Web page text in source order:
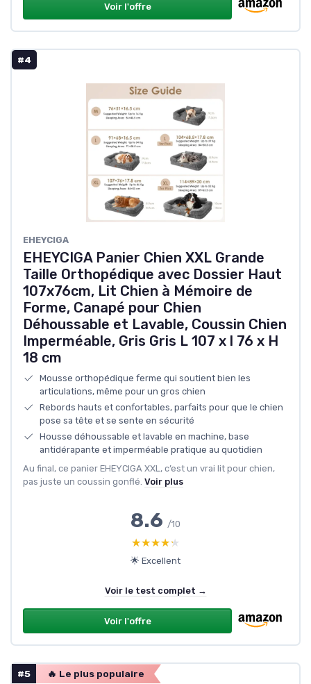
Voir l'offre
#4
EHEYCIGA
EHEYCIGA Panier Chien XXL Grande
Taille Orthopédique avec Dossier Haut
107x76cm, Lit Chien à Mémoire de
Forme, Canapé pour Chien
Déhoussable et Lavable, Coussin Chien
Imperméable, Gris Gris L 107 x l 76 x H
18 cm
Mousse orthopédique ferme qui soutient bien les
articulations, même pour un gros chien
Rebords hauts et confortables, parfaits pour que le chien
pose sa tête et se sente en sécurité
Housse déhoussable et lavable en machine, base
antidérapante et imperméable pratique au quotidien
Au final, ce panier EHEYCIGA XXL, c’est un vrai lit pour chien,
pas juste un coussin gonflé. Voir plus
8.6 /10
★★★★★
★★★★★
🌟 Excellent
Voir le test complet →
Voir l'offre
#5 🔥 Le plus populaire